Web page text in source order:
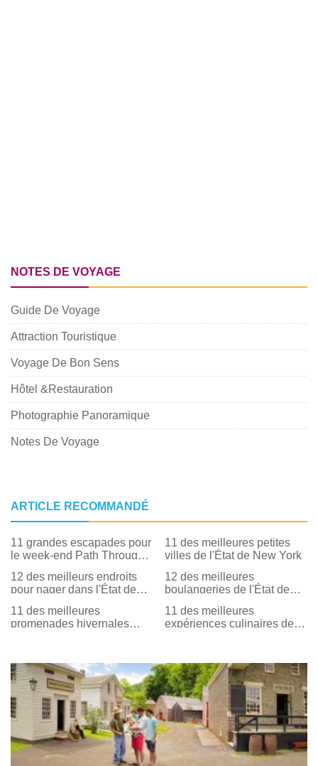
NOTES DE VOYAGE
Guide De Voyage
Attraction Touristique
Voyage De Bon Sens
Hôtel &Restauration
Photographie Panoramique
Notes De Voyage
ARTICLE RECOMMANDÉ
11 grandes escapades pour
le week-end Path Through
York
11 des meilleures petites
villes de l'État de New York
12 des meilleurs endroits
pour nager dans l'État de
12 des meilleures
boulangeries de l'État de
11 des meilleures
promenades hivernales
11 des meilleures
expériences culinaires de la